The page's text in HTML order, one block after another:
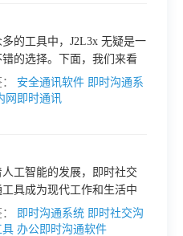
多的工具中，J2L3x 无疑是一
错的选择。下面，我们来看
什么 J2L3x 是一款值得推荐
win10平台私有部署的即时
安全通讯软件 即时沟通系
网即时通讯
人工智能的发展，即时社交
工具成为现代工作和生活中
或缺的工具之一。无论是在
协调团队合作，还是在日
即时沟通系统 即时社交沟
具 办公即时沟通软件